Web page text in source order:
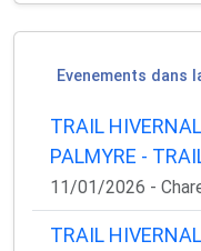
Evenements dans
TRAIL
PALMYRE -
11/01/2026 -
TRAIL